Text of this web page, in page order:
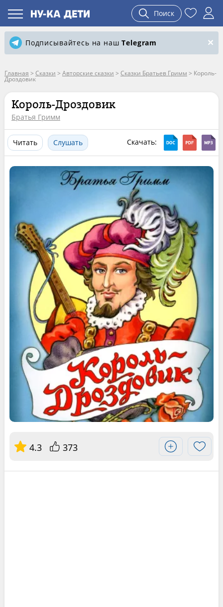
Поиск
Подписывайтесь на нашTelegram
Главная > Сказки > Авторские сказки > Сказки Братьев Гримм > Король-
Дроздовик
Король-Дроздовик
Братья Гримм
Читать Слушать Скачать:
4.3 373